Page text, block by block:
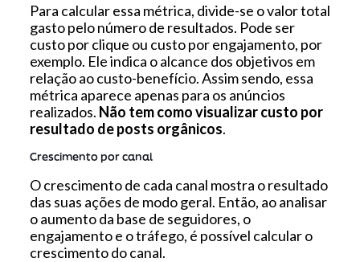
Para calcular essa métrica, divide-se o valor total
gasto pelo número de resultados. Pode ser
custo por clique ou custo por engajamento, por
exemplo. Ele indica o alcance dos objetivos em
relação ao custo-benefício. Assim sendo, essa
métrica aparece apenas para os anúncios
realizados. Não tem como visualizar custo por
resultado de posts orgânicos.
Crescimento por canal
O crescimento de cada canal mostra o resultado
das suas ações de modo geral. Então, ao analisar
o aumento da base de seguidores, o
engajamento e o tráfego, é possível calcular o
crescimento do canal.